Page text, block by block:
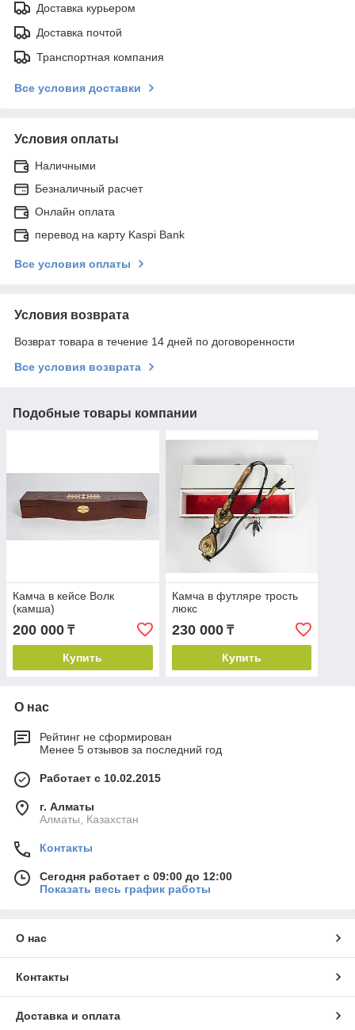
Доставка курьером
Доставка почтой
Транспортная компания
Все условия доставки
Условия оплаты
Наличными
Безналичный расчет
Онлайн оплата
перевод на карту Kaspi Bank
Все условия оплаты
Условия возврата
Возврат товара в течение 14 дней по договоренности
Все условия возврата
Подобные товары компании
Камча в кейсе Волк
(камша)
200 000 ₸
Купить
Камча в футляре трость
люкс
230 000₸
Купить
О нас
Рейтинг не сформирован
Менее 5 отзывов за последний год
Работает с 10.02.2015
г. Алматы
Алматы, Казахстан
Контакты
Сегодня работает с 09:00 до 12:00
Показать весь график работы
О нас
Контакты
Доставка и оплата